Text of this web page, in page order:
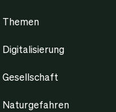
Themen
Digitalisierung
Gesellschaft
Naturgefahren